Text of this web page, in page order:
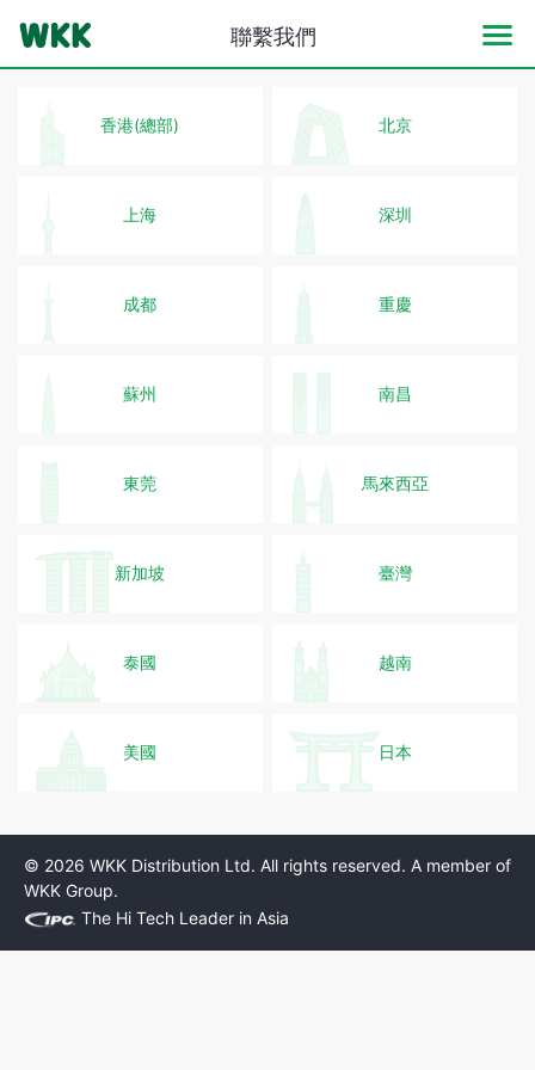
聯繫我們
香港(總部) 北京
上海 深圳
成都 重慶
蘇州 南昌
東莞 馬來西亞
新加坡 臺灣
泰國 越南
美國 日本
© 2026 WKK Distribution Ltd. All rights reserved. A member of
WKK Group.
The Hi Tech Leader in Asia